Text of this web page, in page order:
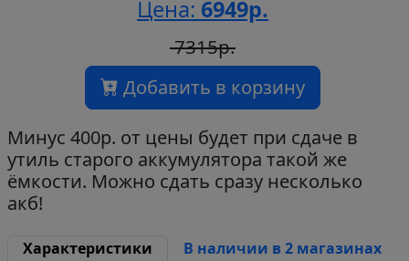
Цена: 6949р.
7315р.
Добавить в корзину
Минус 400р. от цены будет при сдаче в
утиль старого аккумулятора такой же
ёмкости. Можно сдать сразу несколько
акб!
Характеристики
В наличии в 2 магазинах